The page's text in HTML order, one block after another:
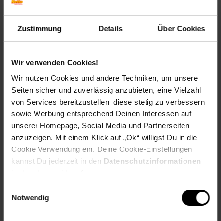
Zustimmung Details Über Cookies
Wir verwenden Cookies!
Wir nutzen Cookies und andere Techniken, um unsere
Seiten sicher und zuverlässig anzubieten, eine Vielzahl
von Services bereitzustellen, diese stetig zu verbessern
sowie Werbung entsprechend Deinen Interessen auf
unserer Homepage, Social Media und Partnerseiten
anzuzeigen. Mit einem Klick auf „Ok“ willigst Du in die
Cookie Verwendung ein. Deine Cookie-Einstellungen
kannst Du jederzeit in den Datenschutzinformationen
ändern bzw. widerrufen.
Notwendig
Frucht: Keine Frucht
Standortempfehlung: Sonnig, feucht
Lichtbedarf: Sonnig-Halbschattig
Wasserbedarf: Hoch
Rückschnitt: Regelmäßiger Formschnitt notwendig
Schnittverträglichkeit: Sehr gut
Bodenansprüche: feucht und gut durchlässig
Nährstoffgehalt: Mittel
Frosthärte: bis -30 °C
Verwendung: Als freiwachsende Hecke,Heckenpflanze,
Kübelpflanze, Uferbepflanzung, Windschutz, Formschnitt.
Duft: Kein Duft